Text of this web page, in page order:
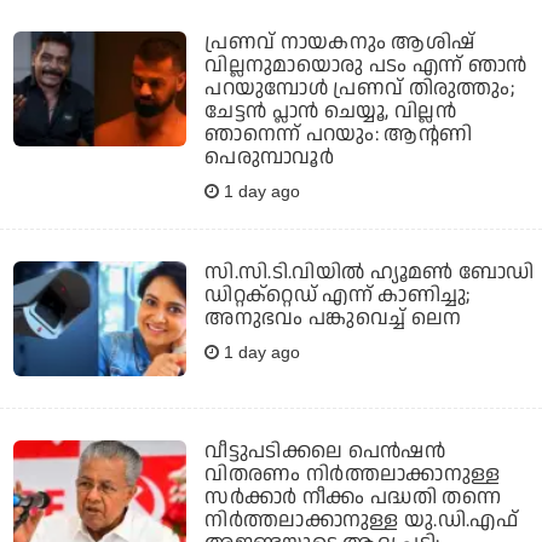
പ്രണവ് നായകനും ആശിഷ്
വില്ലനുമായൊരു പടം എന്ന് ഞാന്‍
പറയുമ്പോള്‍ പ്രണവ് തിരുത്തും;
ചേട്ടന്‍ പ്ലാന്‍ ചെയ്യൂ, വില്ലന്‍
ഞാനെന്ന് പറയും: ആന്റണി
പെരുമ്പാവൂര്‍
1 day ago
സി.സി.ടി.വിയില്‍ ഹ്യൂമണ്‍ ബോഡി
ഡിറ്റക്‌റ്റെഡ് എന്ന് കാണിച്ചു;
അനുഭവം പങ്കുവെച്ച് ലെന
1 day ago
വീട്ടുപടിക്കലെ പെന്‍ഷന്‍
വിതരണം നിര്‍ത്തലാക്കാനുള്ള
സര്‍ക്കാര്‍ നീക്കം പദ്ധതി തന്നെ
നിര്‍ത്തലാക്കാനുള്ള യു.ഡി.എഫ്